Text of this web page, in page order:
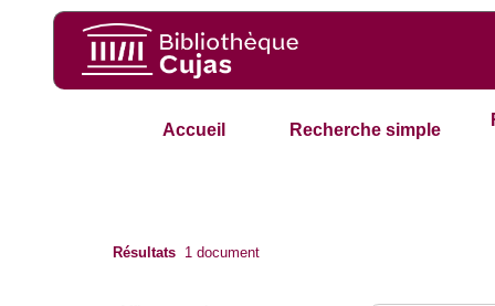
Accueil Recherche simple
Résultats 1 document